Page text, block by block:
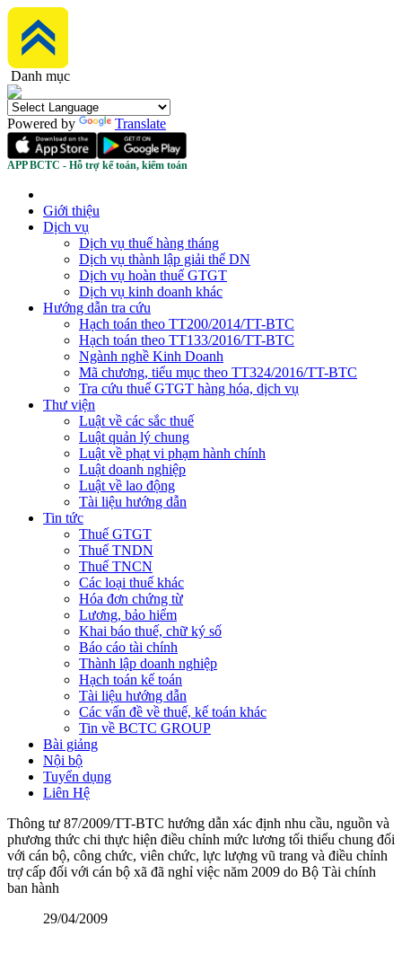
Danh mục
Powered by Translate
APP BCTC - Hỗ trợ kế toán, kiểm toán
Giới thiệu
Dịch vụ
Dịch vụ thuế hàng tháng
Dịch vụ thành lập giải thể DN
Dịch vụ hoàn thuế GTGT
Dịch vụ kinh doanh khác
Hướng dẫn tra cứu
Hạch toán theo TT200/2014/TT-BTC
Hạch toán theo TT133/2016/TT-BTC
Ngành nghề Kinh Doanh
Mã chương, tiểu mục theo TT324/2016/TT-BTC
Tra cứu thuế GTGT hàng hóa, dịch vụ
Thư viện
Luật về các sắc thuế
Luật quản lý chung
Luật về phạt vi phạm hành chính
Luật doanh nghiệp
Luật về lao động
Tài liệu hướng dẫn
Tin tức
Thuế GTGT
Thuế TNDN
Thuế TNCN
Các loại thuế khác
Hóa đơn chứng từ
Lương, bảo hiểm
Khai báo thuế, chữ ký số
Báo cáo tài chính
Thành lập doanh nghiệp
Hạch toán kế toán
Tài liệu hướng dẫn
Các vấn đề về thuế, kế toán khác
Tin về BCTC GROUP
Bài giảng
Nội bộ
Tuyển dụng
Liên Hệ
Thông tư 87/2009/TT-BTC hướng dẫn xác định nhu cầu, nguồn và
phương thức chi thực hiện điều chỉnh mức lương tối thiểu chung đối
với cán bộ, công chức, viên chức, lực lượng vũ trang và điều chỉnh
trợ cấp đối với cán bộ xã đã nghỉ việc năm 2009 do Bộ Tài chính
ban hành
29/04/2009